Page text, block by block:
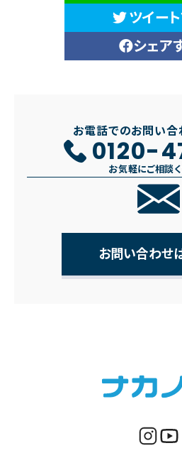
ツイー
シェア
お電話でのお問い合
0120-
お気軽にご相談
お問い合わせ